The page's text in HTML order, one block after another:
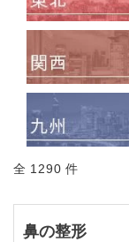
全 1290 件
鼻の整形